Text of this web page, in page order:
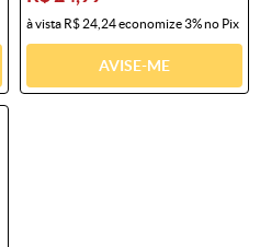
à vista R$ 24,24economize3%no Pix
AVISE-ME